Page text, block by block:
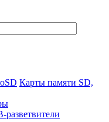
Карты памяти SD,
разветвители